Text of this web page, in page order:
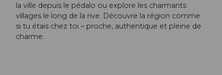
la ville depuis le pédalo ou explore les charmants
villages le long de la rive. Découvre la région comme
si tu étais chez toi – proche, authentique et pleine de
charme.